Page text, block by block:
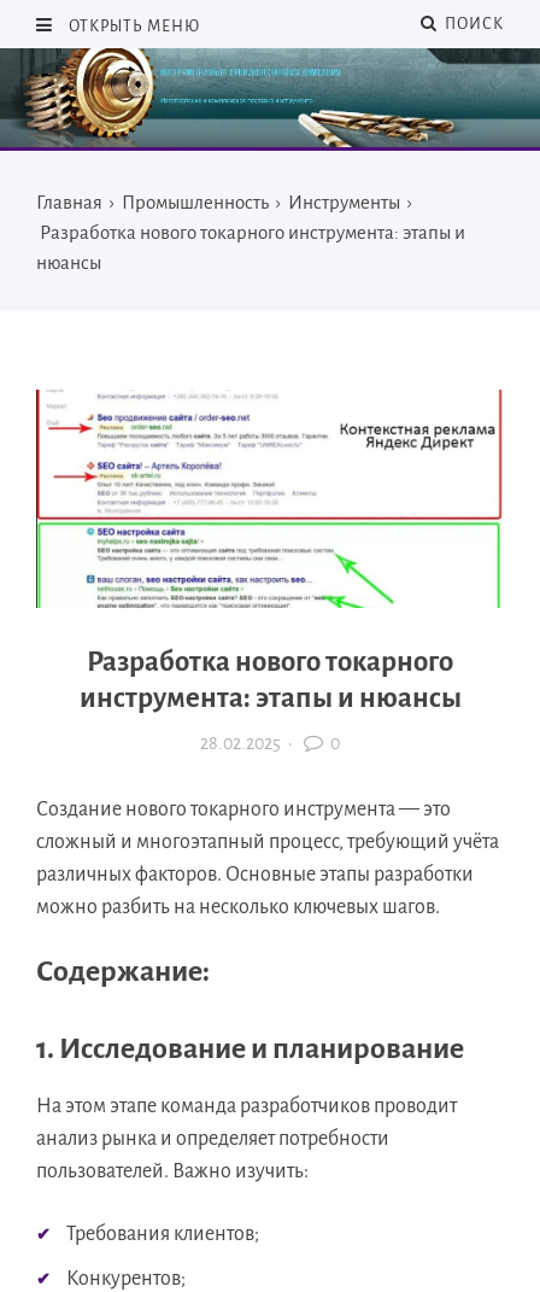
ОТКРЫТЬ МЕНЮ ПОИСК
Главная › Промышленность › Инструменты ›
Разработка нового токарного инструмента: этапы и
нюансы
Разработка нового токарного
инструмента: этапы и нюансы
28.02.2025 · 0
Создание нового токарного инструмента — это
сложный и многоэтапный процесс, требующий учёта
различных факторов. Основные этапы разработки
можно разбить на несколько ключевых шагов.
Содержание:
1. Исследование и планирование
На этом этапе команда разработчиков проводит
анализ рынка и определяет потребности
пользователей. Важно изучить:
Требования клиентов;
Конкурентов;